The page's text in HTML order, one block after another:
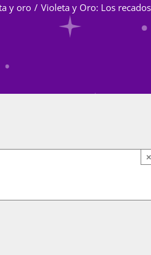
y oro Violeta y Oro: Los
×